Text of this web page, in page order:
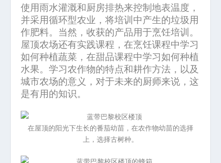
使用雨水灌溉和厨房排热来控制地表温度，
并采用循环型农业，将培训中产生的垃圾用
作肥料。当然，收获的产品用于烹饪培训。
屋顶农场还有实践课程，在烹饪课程中学习
如何种植蔬菜，在甜品课程中学习如何种植
水果。学习农作物的特点和耕作方法，以及
城市农场的意义，对于未来的厨师来说，这
是有用的知识。
在屋顶的阳光下生长的番茄幼苗，在农作物幼苗的选择
上，选择古树种。